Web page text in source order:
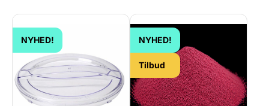
NYHED! NYHED!
Tilbud